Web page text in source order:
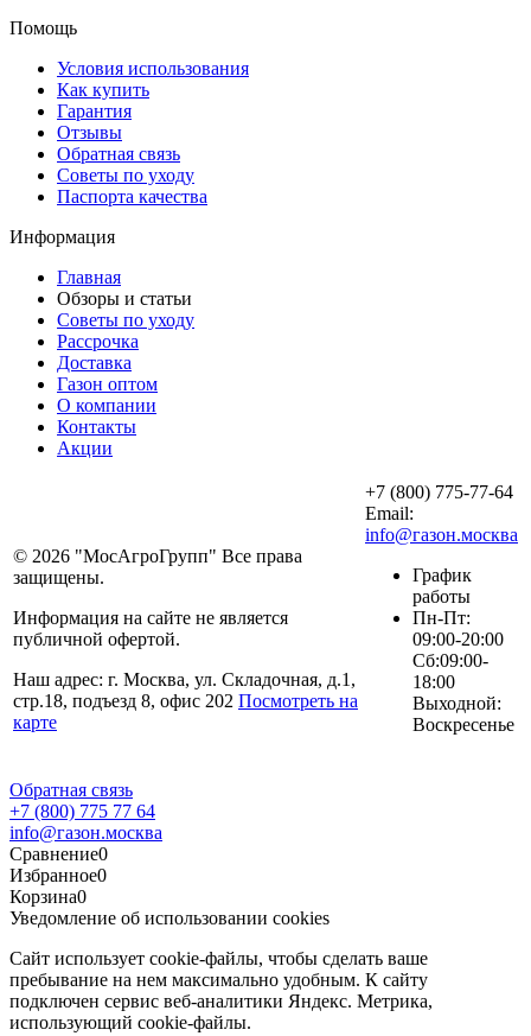
Помощь
Условия использования
Как купить
Гарантия
Отзывы
Обратная связь
Советы по уходу
Паспорта качества
Информация
Главная
Обзоры и статьи
Советы по уходу
Рассрочка
Доставка
Газон оптом
О компании
Контакты
Акции
© 2026 "МосАгроГрупп" Все права
защищены.
Информация на сайте не является
публичной офертой.
Наш адрес: г. Москва, ул. Складочная, д.1,
стр.18, подъезд 8, офис 202 Посмотреть на
карте
+7 (800) 775-77-64
Email:
info@газон.москва
График
работы
Пн-Пт:
09:00-20:00
Сб:09:00-
18:00
Выходной:
Воскресенье
Обратная связь
+7 (800) 775 77 64
info@газон.москва
Сравнение0
Избранное0
Корзина0
Уведомление об использовании cookies
Сайт использует cookie-файлы, чтобы сделать ваше
пребывание на нем максимально удобным. К cайту
подключен сервис веб-аналитики Яндекс. Метрика,
использующий cookie-файлы.